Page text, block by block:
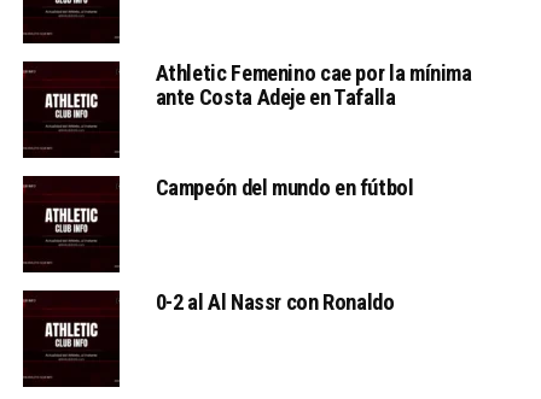
Athletic Femenino cae por la mínima
ante Costa Adeje en Tafalla
Campeón del mundo en fútbol
0-2 al Al Nassr con Ronaldo